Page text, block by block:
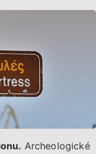
Archeologické